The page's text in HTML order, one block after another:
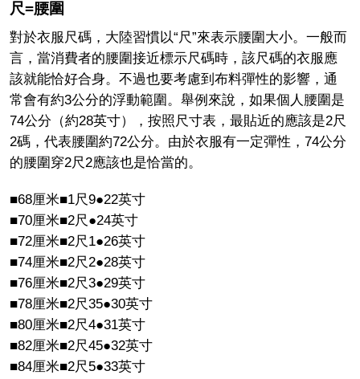
尺=腰圍
對於衣服尺碼，大陸習慣以“尺”來表示腰圍大小。一般而
言，當消費者的腰圍接近標示尺碼時，該尺碼的衣服應
該就能恰好合身。不過也要考慮到布料彈性的影響，通
常會有約3公分的浮動範圍。舉例來說，如果個人腰圍是
74公分（約28英寸），按照尺寸表，最貼近的應該是2尺
2碼，代表腰圍約72公分。由於衣服有一定彈性，74公分
的腰圍穿2尺2應該也是恰當的。
■68厘米■1尺9●22英寸
■70厘米■2尺 ●24英寸
■72厘米■2尺 1●26英寸
■74厘米■2尺2●28英寸
■76厘米■2尺3●29英寸
■78厘米■2尺35●30英寸
■80厘米■2尺4●31英寸
■82厘米■2尺45●32英寸
■84厘米■2尺 5●33英寸